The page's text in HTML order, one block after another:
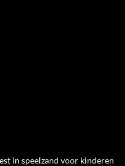
in speelzand voor kinderen